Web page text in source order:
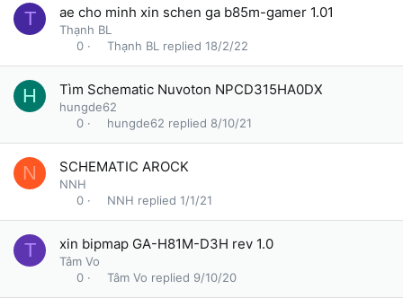
T ae cho minh xin schen ga b85m-gamer 1.01
Thạnh BL
0
18/2/22
Thạnh BL
H Tìm Schematic Nuvoton NPCD315HA0DX
hungde62
0
8/10/21
hungde62
N SCHEMATIC AROCK
NNH
0
1/1/21
NNH
T xin bipmap GA-H81M-D3H rev 1.0
Tâm Vo
0
9/10/20
Tâm Vo